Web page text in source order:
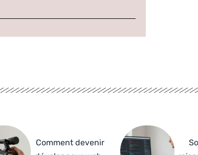
Comment devenir